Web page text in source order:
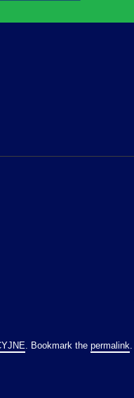
. Bookmark the permalink